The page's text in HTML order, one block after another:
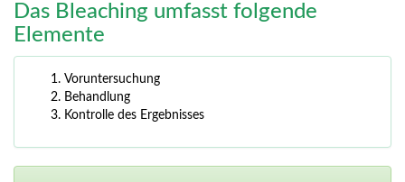
Das Bleaching umfasst folgende
Elemente
Voruntersuchung
Behandlung
Kontrolle des Ergebnisses